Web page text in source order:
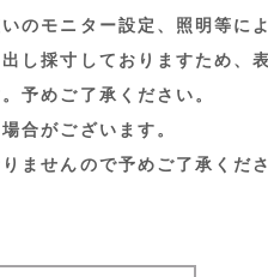
のモニター設定、照明等に
し採寸しておりますため
予めご了承ください。
合がございます。
ませんので予めご了承くださ